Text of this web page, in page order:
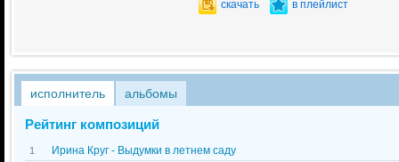
скачать в плейлист
исполнитель альбомы
Рейтинг композиций
1 Ирина Круг - Выдумки в летнем саду